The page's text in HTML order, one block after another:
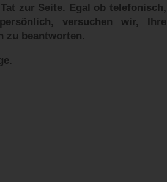
zur Seite. Egal ob telefonisch,
versuchen wir, Ihre
zu beantworten.